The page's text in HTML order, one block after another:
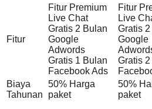
Fitur
Fitur Premium
Live Chat
Gratis 2 Bulan
Google
Adwords
Gratis 1 Bulan
Facebook Ads
Fitur
Live
Gratis
Google
Gratis
Biaya
Tahunan
50% Harga
paket
50%
paket